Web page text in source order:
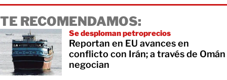
TE RECOMENDAMOS:
Se desploman petroprecios
Reportan en EU avances en
conflicto con Irán; a través de Omán
negocian